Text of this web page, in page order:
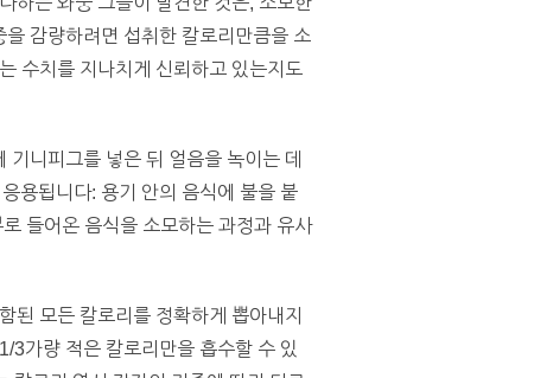
감량하려면 섭취한 칼로리만큼을 소
수치를 지나치게 신뢰하고 있는지도
니피그를 넣은 뒤 얼음을 녹이는 데
용됩니다: 용기 안의 음식에 불을 붙
들어온 음식을 소모하는 과정과 유사
된 모든 칼로리를 정확하게 뽑아내지
3가량 적은 칼로리만을 흡수할 수 있